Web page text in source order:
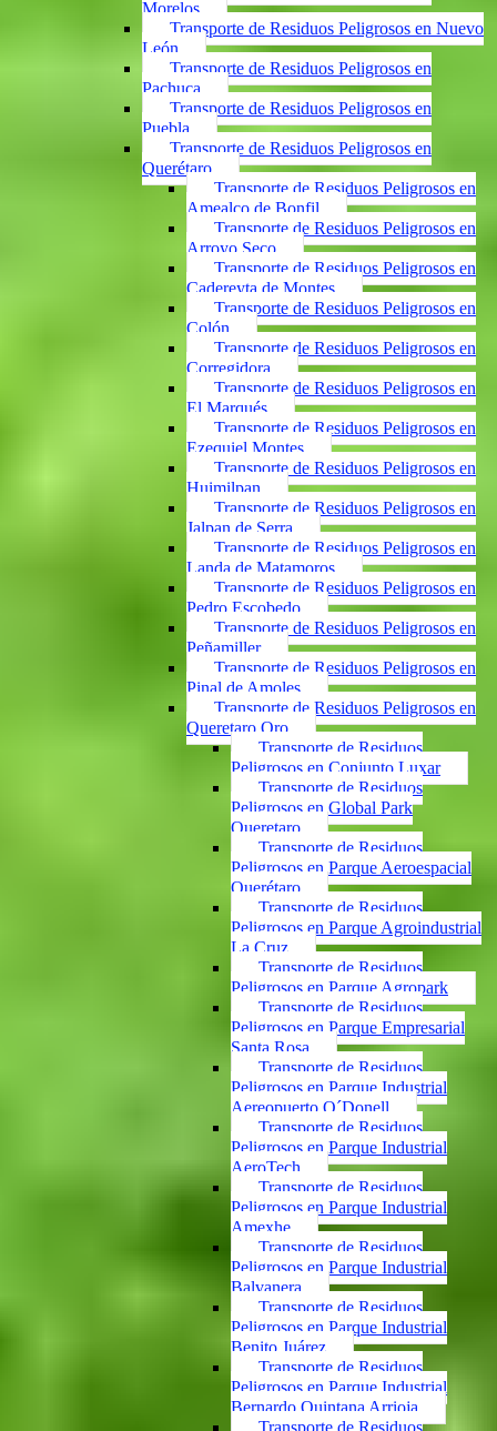
Morelos
Transporte de Residuos Peligrosos en Nuevo
León
Transporte de Residuos Peligrosos en
Pachuca
Transporte de Residuos Peligrosos en
Puebla
Transporte de Residuos Peligrosos en
Querétaro
Transporte de Residuos Peligrosos en
Amealco de Bonfil
Transporte de Residuos Peligrosos en
Arroyo Seco
Transporte de Residuos Peligrosos en
Cadereyta de Montes
Transporte de Residuos Peligrosos en
Colón
Transporte de Residuos Peligrosos en
Corregidora
Transporte de Residuos Peligrosos en
El Marqués
Transporte de Residuos Peligrosos en
Ezequiel Montes
Transporte de Residuos Peligrosos en
Huimilpan
Transporte de Residuos Peligrosos en
Jalpan de Serra
Transporte de Residuos Peligrosos en
Landa de Matamoros
Transporte de Residuos Peligrosos en
Pedro Escobedo
Transporte de Residuos Peligrosos en
Peñamiller
Transporte de Residuos Peligrosos en
Pinal de Amoles
Transporte de Residuos Peligrosos en
Queretaro Qro
Transporte de Residuos
Peligrosos en Conjunto Luxar
Transporte de Residuos
Peligrosos en Global Park
Queretaro
Transporte de Residuos
Peligrosos en Parque Aeroespacial
Querétaro
Transporte de Residuos
Peligrosos en Parque Agroindustrial
La Cruz
Transporte de Residuos
Peligrosos en Parque Agropark
Transporte de Residuos
Peligrosos en Parque Empresarial
Santa Rosa
Transporte de Residuos
Peligrosos en Parque Industrial
Aereopuerto O´Donell
Transporte de Residuos
Peligrosos en Parque Industrial
AeroTech
Transporte de Residuos
Peligrosos en Parque Industrial
Amexhe
Transporte de Residuos
Peligrosos en Parque Industrial
Balvanera
Transporte de Residuos
Peligrosos en Parque Industrial
Benito Juárez
Transporte de Residuos
Peligrosos en Parque Industrial
Bernardo Quintana Arrioja
Transporte de Residuos